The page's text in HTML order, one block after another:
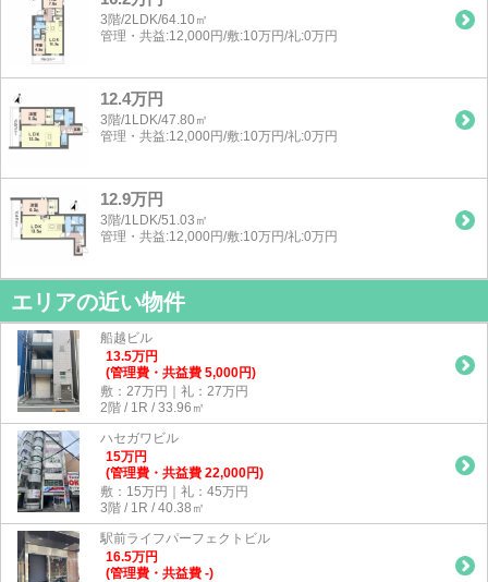
3階/2LDK/64.10㎡
管理・共益:12,000円/敷:10万円/礼:0万円
12.4万円
3階/1LDK/47.80㎡
管理・共益:12,000円/敷:10万円/礼:0万円
12.9万円
3階/1LDK/51.03㎡
管理・共益:12,000円/敷:10万円/礼:0万円
エリアの近い物件
船越ビル
13.5万円
(管理費・共益費 5,000円)
敷：27万円｜礼：27万円
2階 / 1R / 33.96㎡
ハセガワビル
15万円
(管理費・共益費 22,000円)
敷：15万円｜礼：45万円
3階 / 1R / 40.38㎡
駅前ライフパーフェクトビル
16.5万円
(管理費・共益費 -)